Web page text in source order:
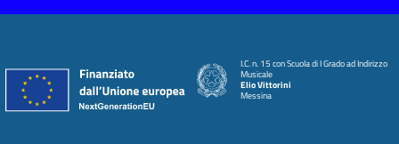
I.C. n. 15 con Scuola di I Grado ad Indirizzo
Musicale
Elio Vittorini
Messina